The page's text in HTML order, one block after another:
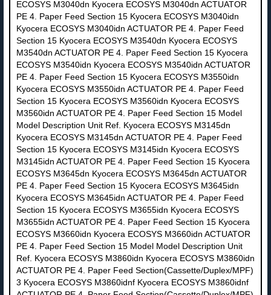
ECOSYS M3040dn Kyocera ECOSYS M3040dn ACTUATOR
PE 4. Paper Feed Section 15 Kyocera ECOSYS M3040idn
Kyocera ECOSYS M3040idn ACTUATOR PE 4. Paper Feed
Section 15 Kyocera ECOSYS M3540dn Kyocera ECOSYS
M3540dn ACTUATOR PE 4. Paper Feed Section 15 Kyocera
ECOSYS M3540idn Kyocera ECOSYS M3540idn ACTUATOR
PE 4. Paper Feed Section 15 Kyocera ECOSYS M3550idn
Kyocera ECOSYS M3550idn ACTUATOR PE 4. Paper Feed
Section 15 Kyocera ECOSYS M3560idn Kyocera ECOSYS
M3560idn ACTUATOR PE 4. Paper Feed Section 15 Model
Model Description Unit Ref. Kyocera ECOSYS M3145dn
Kyocera ECOSYS M3145dn ACTUATOR PE 4. Paper Feed
Section 15 Kyocera ECOSYS M3145idn Kyocera ECOSYS
M3145idn ACTUATOR PE 4. Paper Feed Section 15 Kyocera
ECOSYS M3645dn Kyocera ECOSYS M3645dn ACTUATOR
PE 4. Paper Feed Section 15 Kyocera ECOSYS M3645idn
Kyocera ECOSYS M3645idn ACTUATOR PE 4. Paper Feed
Section 15 Kyocera ECOSYS M3655idn Kyocera ECOSYS
M3655idn ACTUATOR PE 4. Paper Feed Section 15 Kyocera
ECOSYS M3660idn Kyocera ECOSYS M3660idn ACTUATOR
PE 4. Paper Feed Section 15 Model Model Description Unit
Ref. Kyocera ECOSYS M3860idn Kyocera ECOSYS M3860idn
ACTUATOR PE 4. Paper Feed Section(Cassette/Duplex/MPF)
3 Kyocera ECOSYS M3860idnf Kyocera ECOSYS M3860idnf